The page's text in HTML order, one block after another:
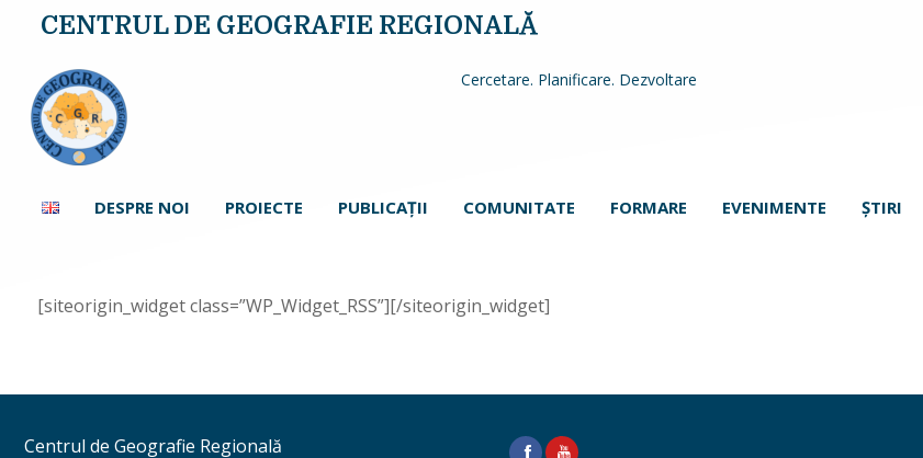
CENTRUL DE GEOGRAFIE REGIONALĂ
Cercetare. Planificare. Dezvoltare
DESPRE NOI PROIECTE PUBLICAŢII COMUNITATE FORMARE EVENIMENTE ŞTIRI
[siteorigin_widget class=”WP_Widget_RSS”][/siteorigin_widget]
Centrul de Geografie Regională